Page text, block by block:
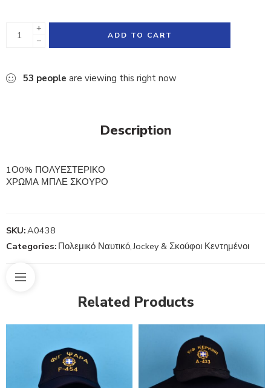
+
−
ADD TO CART
53 people are viewing this right now
Description
1Ο0% ΠΟΛΥΕΣΤΕΡΙΚΟ
ΧΡΩΜΑ ΜΠΛΕ ΣΚΟΥΡΟ
SKU:A0438
Categories: Πολεμικό Ναυτικό,Jockey & Σκούφοι Κεντημένοι
Related Products